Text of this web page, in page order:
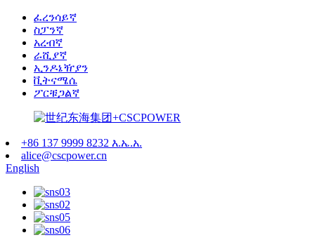
ፈረንሳይኛ
ስፓንኛ
አረብኛ
ራሺያኛ
ኢንዶኔዥያን
ቪትናሜሴ
ፖርቹጋልኛ
+86 137 9999 8232 እ.ኤ.አ.
alice@cscpower.cn
English